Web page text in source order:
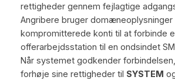
rettigheder gennem fejlagtige
Angribere bruger domæneoplysninger
kompromitterede konti til at forbinde
offerarbejdsstation til en ondsindet
Når systemet godkender
forhøje sine rettigheder til SYSTEM